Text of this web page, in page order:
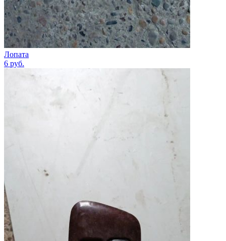
Лопата
6 руб.